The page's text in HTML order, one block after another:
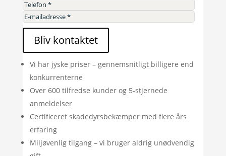
Bliv kontaktet
Vi har jyske priser – gennemsnitligt billigere end
konkurrenterne
Over 600 tilfredse kunder og 5-stjernede
anmeldelser
Certificeret skadedyrsbekæmper med flere års
erfaring
Miljøvenlig tilgang – vi bruger aldrig unødvendig